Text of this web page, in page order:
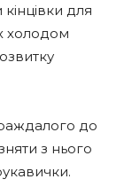
для
холодом
до
з нього